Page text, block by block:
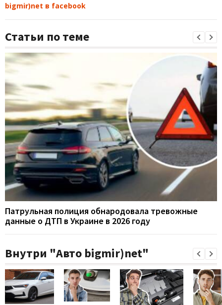
bigmir)net в facebook
Статьи по теме
Патрульная полиция обнародовала тревожные
данные о ДТП в Украине в 2026 году
Внутри "Авто bigmir)net"